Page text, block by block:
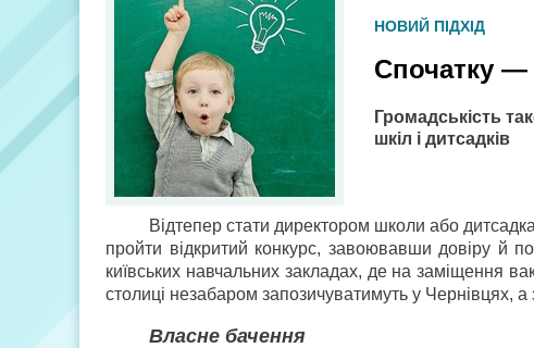
НОВИЙ ПІДХІД
Спочатку —
Громадськість
шкіл і дитсадків
Відтепер стати директором школи або
пройти відкритий конкурс, завоювавши довіру й
київських навчальних закладах, де на заміщення
столиці незабаром запозичуватимуть у Чернівцях,
Власне бачення